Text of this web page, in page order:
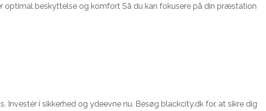
optimal beskyttelse og komfort Så du kan fokusere på din præstation
i sikkerhed og ydeevne nu. Besøg blackcity.dk for, at sikre dig